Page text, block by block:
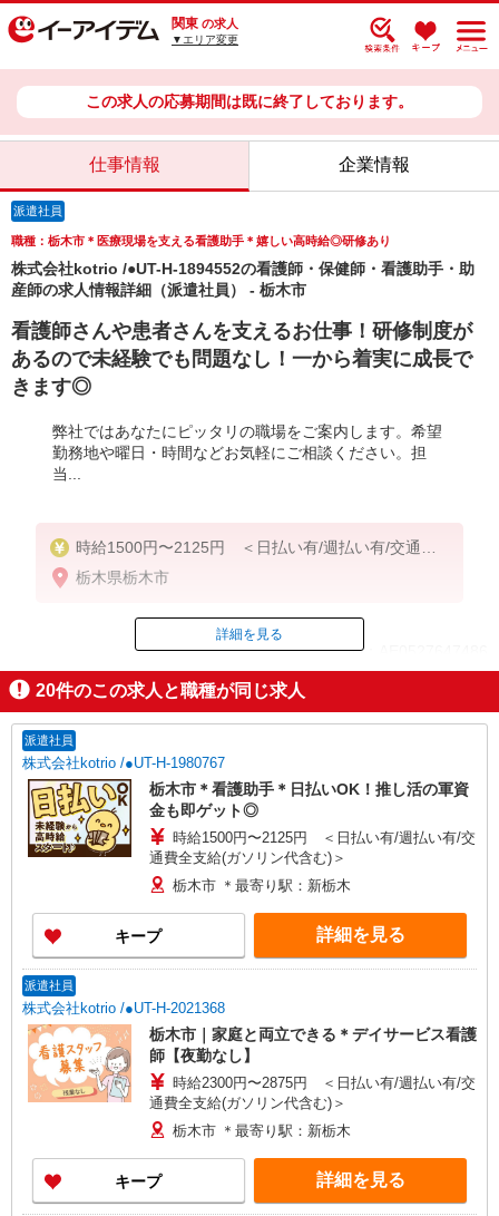
関東 の求人
▼エリア変更
この求人の応募期間は既に終了しております。
仕事情報 企業情報
派遣社員
職種：栃木市＊医療現場を支える看護助手＊嬉しい高時給◎研修あり
株式会社kotrio /●UT-H-1894552の看護師・保健師・看護助手・助
産師の求人情報詳細（派遣社員） - 栃木市
看護師さんや患者さんを支えるお仕事！研修制度が
あるので未経験でも問題なし！一から着実に成長で
きます◎
弊社ではあなたにピッタリの職場をご案内します。希望
勤務地や曜日・時間などお気軽にご相談ください。担
当...
時給1500円〜2125円 ＜日払い有/週払い有/交通費
全支給(ガソリン代含む)＞
栃木県栃木市
ID：AE0527647486
掲載期間終了
詳細を見る
20件のこの求人と職種が同じ求人
派遣社員
株式会社kotrio /●UT-H-1980767
栃木市＊看護助手＊日払いOK！推し活の軍資
金も即ゲット◎
時給1500円〜2125円 ＜日払い有/週払い有/交
通費全支給(ガソリン代含む)＞
栃木市 ＊最寄り駅：新栃木
キープ 詳細を見る
派遣社員
株式会社kotrio /●UT-H-2021368
栃木市｜家庭と両立できる＊デイサービス看護
師【夜勤なし】
時給2300円〜2875円 ＜日払い有/週払い有/交
通費全支給(ガソリン代含む)＞
栃木市 ＊最寄り駅：新栃木
キープ 詳細を見る